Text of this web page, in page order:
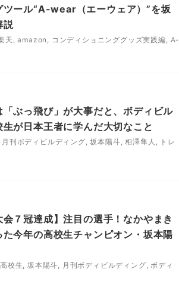
ツール“A-wear（エーウェア）”を坂
説
天 ,amazon , コンディショニンググッズ実践編, A-
「ぶっ飛び」が大事だと、ボディビル
が日本王者に学んだ大切なこと
月刊ボディビルディング,坂本陽斗,相澤隼人 , トレ
会７冠達成】注目の選手！なかやまき
た今年の高校生チャンピオン・坂本陽
高校生,坂本陽斗, 月刊ボディビルディング,ボディ